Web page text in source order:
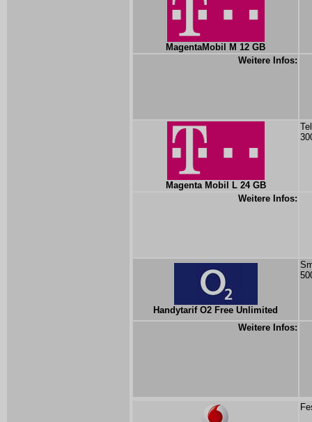
MagentaMobil M 12 GB
Weitere Infos:
Magenta Mobil L 24 GB
Weitere Infos:
Handytarif O2 Free Unlimited
Weitere Infos: